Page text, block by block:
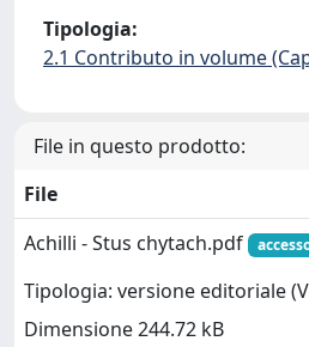
Tipologia:
2.1 Contributo in volume
File in questo prodotto:
File
Achilli - Stus chytach.pdf
Tipologia: versione editoriale
Dimensione 244.72 kB